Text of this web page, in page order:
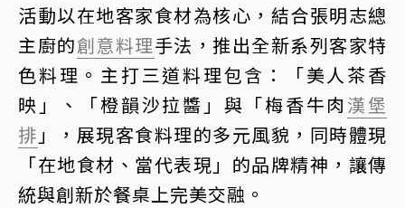
活動以在地客家食材為核心，結合張明志總
主廚的創意料理手法，推出全新系列客家特
色料理。主打三道料理包含：「美人茶香
映」、「橙韻沙拉醬」與「梅香牛肉 漢堡
排 」，展現客食料理的多元風貌，同時體現
「在地食材、當代表現」的品牌精神，讓傳
統與創新於餐桌上完美交融。